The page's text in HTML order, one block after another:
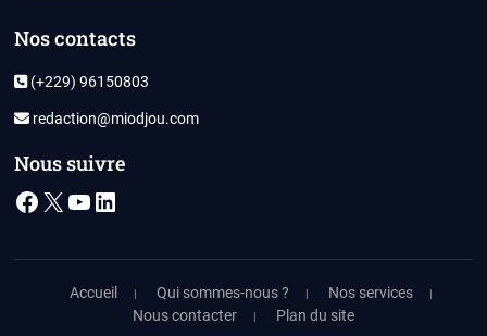
Nos contacts
(+229) 96150803
redaction@miodjou.com
Nous suivre
Facebook
X YouTube
LinkedIn
Accueil Qui sommes-nous ?
Nos services
Nous contacter
Plan du site